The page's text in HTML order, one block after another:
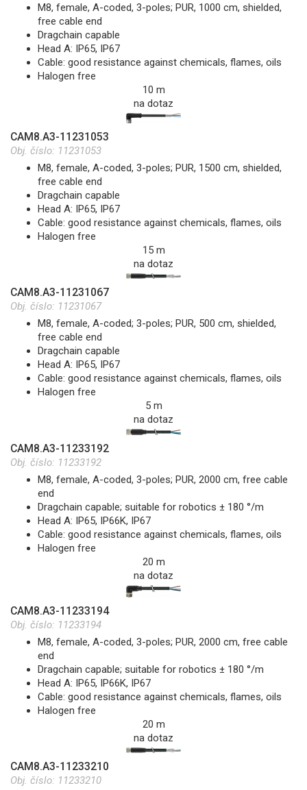
M8, female, A-coded, 3-poles; PUR, 1000 cm, shielded,
free cable end
Dragchain capable
Head A: IP65, IP67
Cable: good resistance against chemicals, flames, oils
Halogen free
10 m
na dotaz
CAM8.A3-11231053
Obj. číslo: 11231053
M8, female, A-coded, 3-poles; PUR, 1500 cm, shielded,
free cable end
Dragchain capable
Head A: IP65, IP67
Cable: good resistance against chemicals, flames, oils
Halogen free
15 m
na dotaz
CAM8.A3-11231067
Obj. číslo: 11231067
M8, female, A-coded; 3-poles; PUR, 500 cm, shielded,
free cable end
Dragchain capable
Head A: IP65, IP67
Cable: good resistance against chemicals, flames, oils
Halogen free
5 m
na dotaz
CAM8.A3-11233192
Obj. číslo: 11233192
M8, female, A-coded, 3-poles; PUR, 2000 cm, free cable
end
Dragchain capable; suitable for robotics ± 180 °/m
Head A: IP65, IP66K, IP67
Cable: good resistance against chemicals, flames, oils
Halogen free
20 m
na dotaz
CAM8.A3-11233194
Obj. číslo: 11233194
M8, female, A-coded, 3-poles; PUR, 2000 cm, free cable
end
Dragchain capable; suitable for robotics ± 180 °/m
Head A: IP65, IP66K, IP67
Cable: good resistance against chemicals, flames, oils
Halogen free
20 m
na dotaz
CAM8.A3-11233210
Obj. číslo: 11233210